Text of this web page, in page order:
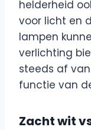
helderheid
voor licht en
lampen
verlichting
steeds af
functie van
Zacht wit